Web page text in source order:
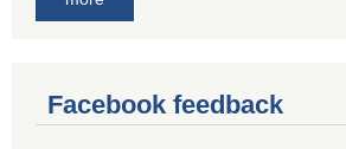
Facebook feedback